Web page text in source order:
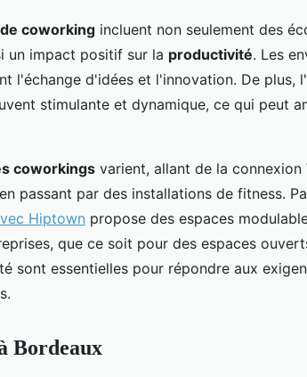
coworking incluent non seulement des
un impact positif sur la productivité. Les
l'échange d'idées et l'innovation. De plus, l'
stimulante et dynamique, ce qui peut
coworkings varient, allant de la connexion
passant par des installations de fitness.
Hiptown propose des espaces
que ce soit pour des espaces
sont essentielles pour répondre aux
Bordeaux